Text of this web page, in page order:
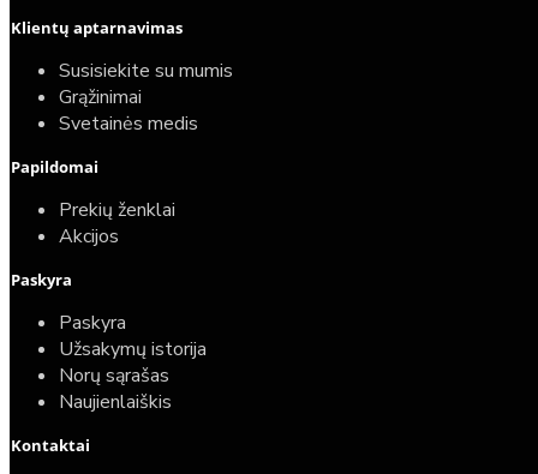
Elektrinio gyvatuko paruošimo paslauga
40,00€
25,00€
Klientų aptarnavimas
Susisiekite su mumis
Grąžinimai
Svetainės medis
Papildomai
Prekių ženklai
Akcijos
Paskyra
Paskyra
Užsakymų istorija
Norų sąrašas
Naujienlaiškis
Kontaktai